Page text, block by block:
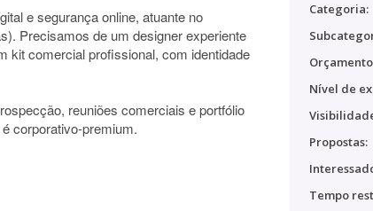
e segurança online, atuante no
Precisamos de um designer experiente
kit comercial profissional, com identidade
reuniões comerciais e portfólio
corporativo-premium.
Categoria:
Nível de
Propostas:
Tempo